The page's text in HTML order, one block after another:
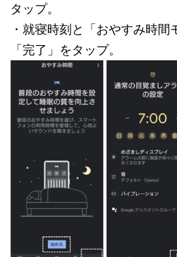
タップ。
・就寝時刻と「おやすみ時間
「完了」をタップ。